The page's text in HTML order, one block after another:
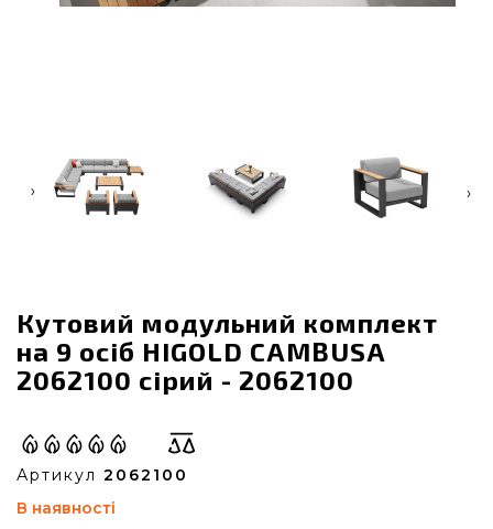
‹ ›
Кутовий модульний комплект
на 9 осіб HIGOLD CAMBUSA
2062100 сірий - 2062100
Артикул 2062100
В наявності